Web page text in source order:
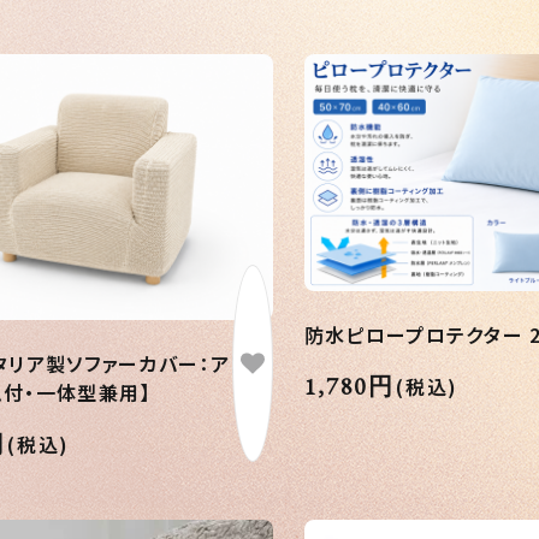
リア製ソファーカバー：アドリ
・一体型兼用】
(税込)
防水ピロープロテクター
1,780円(税込)